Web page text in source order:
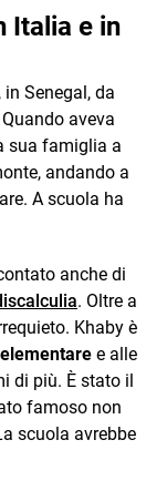
Italia e in
Senegal, da
aveva
sua famiglia a
andando a
A scuola ha
anche di
. Oltre a
Khaby è
e alle
di più. È stato il
famoso non
scuola avrebbe